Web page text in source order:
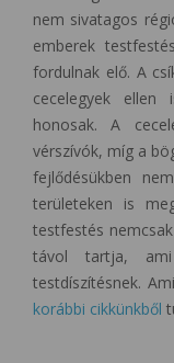
nem sivatagos
emberek
fordulnak elő. A
cecelegyek ellen
honosak. A
vérszívók, míg a
fejlődésükben
területeken is
testfestés
távol tartja,
testdíszítésnek.
korábbi cikkünkből